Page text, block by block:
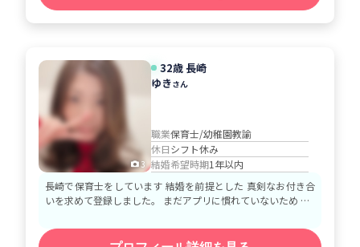
3
32歳 長崎
ゆきさん
職業保育士/幼稚園教諭
休日シフト休み
結婚希望時期1年以内
長崎で保育士をしています 結婚を前提とした 真剣なお付き合
いを求めて登録しました。 まだアプリに慣れていないため …